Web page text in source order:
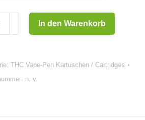
In den Warenkorb
THC Vape-Pen Kartuschen / Cartridges
n. v.